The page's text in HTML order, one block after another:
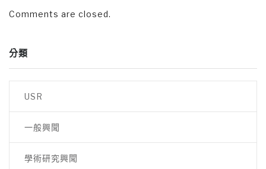
Comments are closed.
分類
USR
一般興聞
學術研究興聞